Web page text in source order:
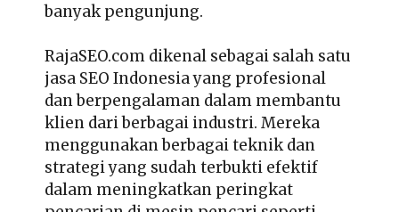
banyak pengunjung.
RajaSEO.com dikenal sebagai salah satu
jasa SEO Indonesia yang profesional
dan berpengalaman dalam membantu
klien dari berbagai industri. Mereka
menggunakan berbagai teknik dan
strategi yang sudah terbukti efektif
dalam meningkatkan peringkat